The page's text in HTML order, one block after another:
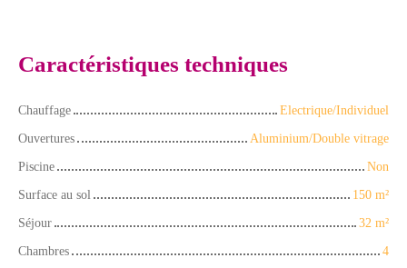
Caractéristiques techniques
Chauffage
Electrique/Individuel
Ouvertures
Aluminium/Double vitrage
Piscine
Non
Surface au sol
150 m²
Séjour
32 m²
Chambres
4